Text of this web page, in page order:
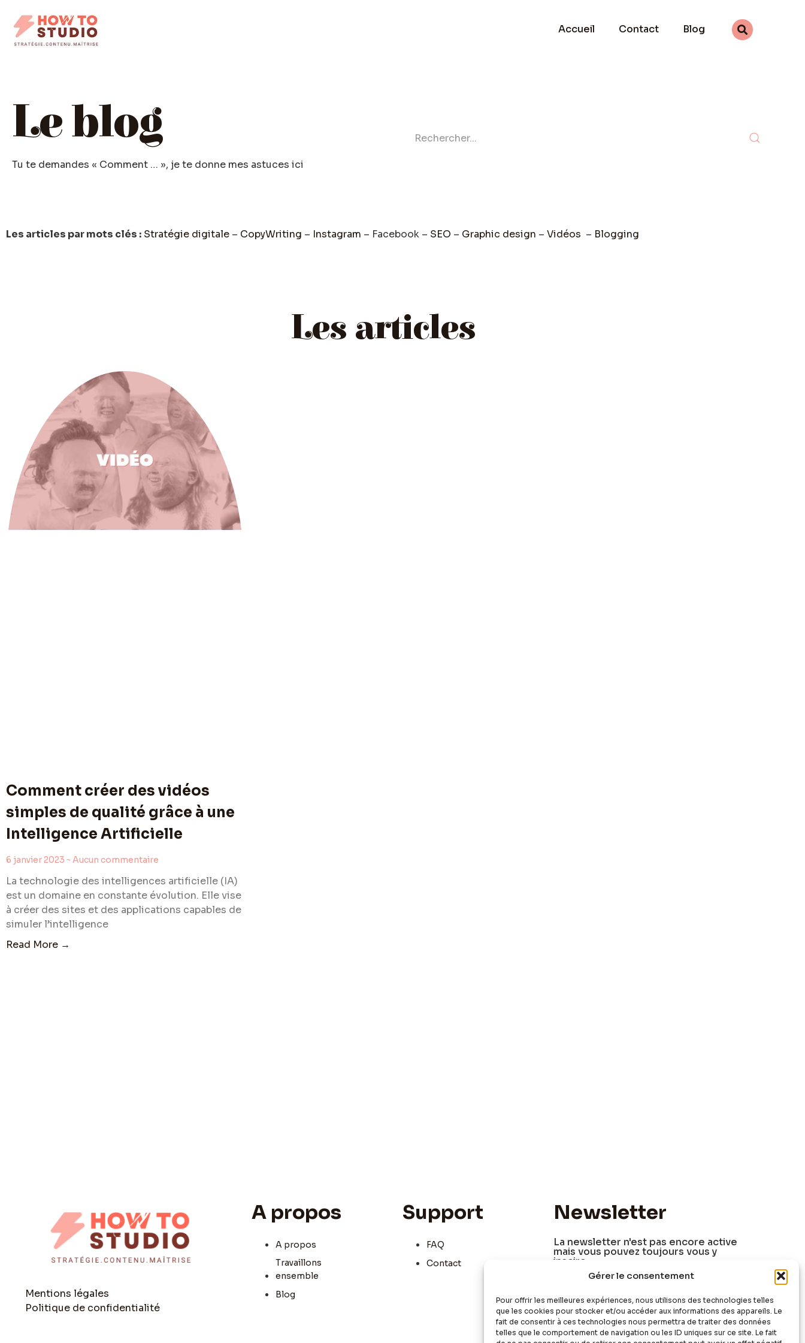
Gérer le consentement
Pour offrir les meilleures expériences, nous utilisons des technologies telles
que les cookies pour stocker et/ou accéder aux informations des appareils. Le
fait de consentir à ces technologies nous permettra de traiter des données
telles que le comportement de navigation ou les ID uniques sur ce site. Le fait
Accueil Contact Blog
Le blog
Tu te demandes « Comment … », je te donne mes astuces ici
Les articles par mots clés : Stratégie digitale – CopyWriting – Instagram – Facebook – SEO – Graphic design – Vidéos – Blogging
Les articles
Comment créer des vidéos
simples de qualité grâce à une
Intelligence Artificielle
6 janvier 2023 Aucun commentaire
La technologie des intelligences artificielle (IA)
est un domaine en constante évolution. Elle vise
à créer des sites et des applications capables de
simuler l’intelligence
Read More →
Mentions légales
Politique de confidentialité
A propos
A propos
Travaillons
ensemble
Blog
Support
FAQ
Contact
Newsletter
La newsletter n'est pas encore active
mais vous pouvez toujours vous y
inscire.
Sign Up